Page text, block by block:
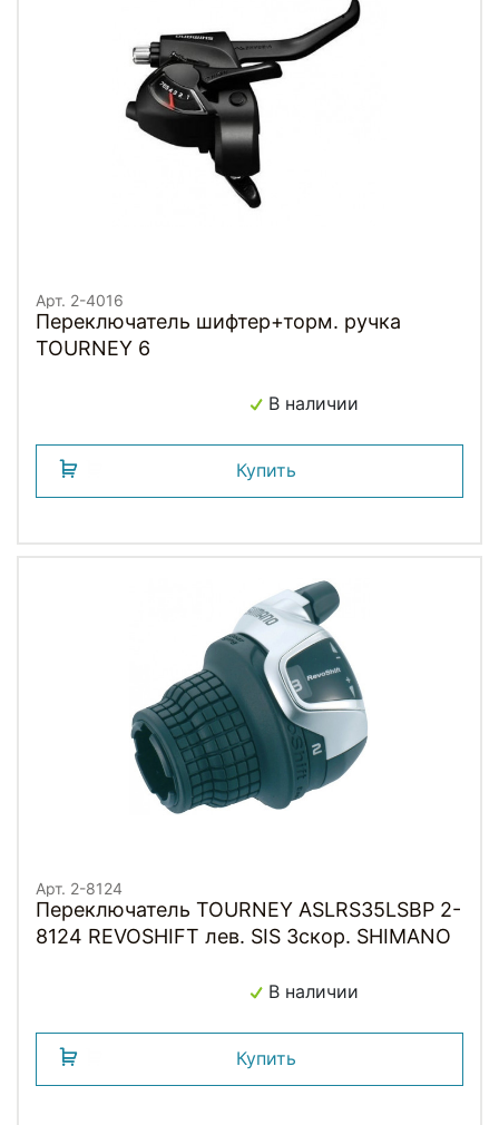
Арт. 2-4016
Переключатель шифтер+торм. ручка
TOURNEY 6
В наличии
Купить
Арт. 2-8124
Переключатель TOURNEY ASLRS35LSBP 2-
8124 REVOSHIFT лев. SIS 3скор. SHIMANO
В наличии
Купить